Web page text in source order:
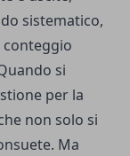
sistematico,
conteggio
si
per la
non solo si
Ma